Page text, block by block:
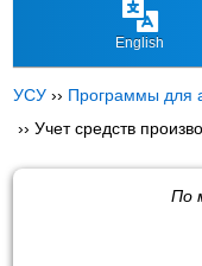
English
УСУ ›› Программы для
››Учет средств
По